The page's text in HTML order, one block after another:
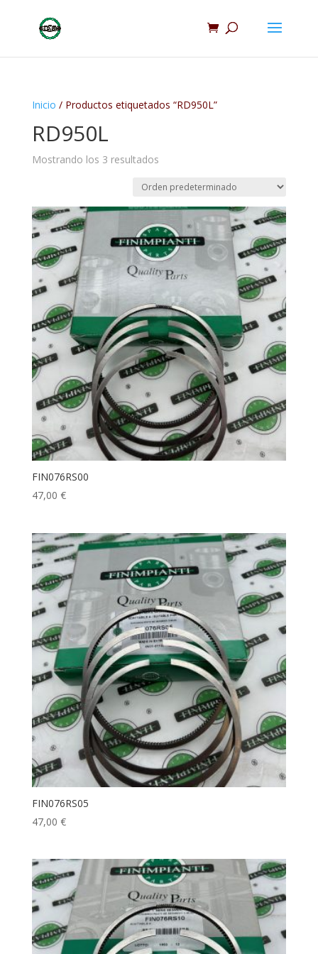
Inicio / Productos etiquetados “RD950L”
RD950L
Mostrando los 3 resultados
FIN076RS00
47,00 €
FIN076RS05
47,00 €